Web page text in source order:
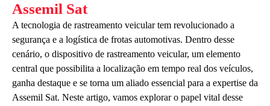
Assemil Sat
A tecnologia de rastreamento veicular tem revolucionado a
segurança e a logística de frotas automotivas. Dentro desse
cenário, o dispositivo de rastreamento veicular, um elemento
central que possibilita a localização em tempo real dos veículos,
ganha destaque e se torna um aliado essencial para a expertise da
Assemil Sat. Neste artigo, vamos explorar o papel vital desse